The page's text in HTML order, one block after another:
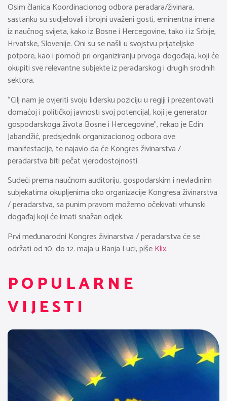
Osim članica Koordinacionog odbora peradara/živinara,
sastanku su sudjelovali i brojni uvaženi gosti, eminentna imena
iz naučnog svijeta, kako iz Bosne i Hercegovine, tako i iz Srbije,
Hrvatske, Slovenije. Oni su se našli u svojstvu prijateljske
potpore, kao i pomoći pri organiziranju prvoga dogođaja, koji će
okupiti sve relevantne subjekte iz peradarskog i drugih srodnih
sektora.
“Cilj nam je ovjeriti svoju lidersku poziciju u regiji i prezentovati
domaćoj i političkoj javnosti svoj potencijal, koji je generator
gospodarskoga života Bosne i Hercegovine”, rekao je Edin
Jabandžić, predsjednik organizacionog odbora ove
manifestacije, te najavio da će Kongres živinarstva /
peradarstva biti pečat vjerodostojnosti.
Sudeći prema naučnom auditoriju, gospodarskim i nevladinim
subjekatima okupljenima oko organizacije Kongresa živinarstva
/ peradarstva, sa punim pravom možemo očekivati vrhunski
događaj koji će imati snažan odjek.
Prvi međunarodni Kongres živinarstva / peradarstva će se
održati od 10. do 12. maja u Banja Luci, pišeKlix.
POPULARNE
VIJESTI